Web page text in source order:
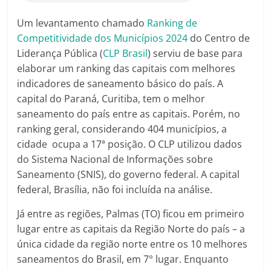
A
p
p
o
o
k
e
r
a
m
Um levantamento chamado Ranking de
Competitividade dos Municípios 2024 do Centro de
Liderança Pública (CLP Brasil) serviu de base para
elaborar um ranking das capitais com melhores
indicadores de saneamento básico do país. A
capital do Paraná, Curitiba, tem o melhor
saneamento do país entre as capitais. Porém, no
ranking geral, considerando 404 municípios, a
cidade ocupa a 17ª posição. O CLP utilizou dados
do Sistema Nacional de Informações sobre
Saneamento (SNIS), do governo federal. A capital
federal, Brasília, não foi incluída na análise.
Já entre as regiões, Palmas (TO) ficou em primeiro
lugar entre as capitais da Região Norte do país – a
única cidade da região norte entre os 10 melhores
saneamentos do Brasil, em 7° lugar. Enquanto